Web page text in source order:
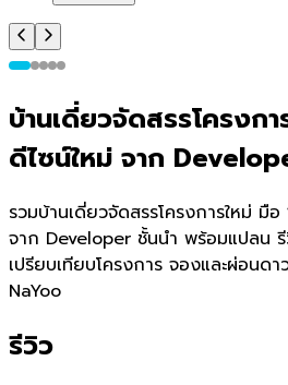
บ้านเดี่ยวจัดสรรโครงก
ดีไซน์ใหม่ จาก
รวมบ้านเดี่ยวจัดสรรโครงการใหม่ มื
จาก Developer ชั้นนำ พร้อมแปลน รี
เปรียบเทียบโครงการ จองและผ่อนด
NaYoo
รีวิว